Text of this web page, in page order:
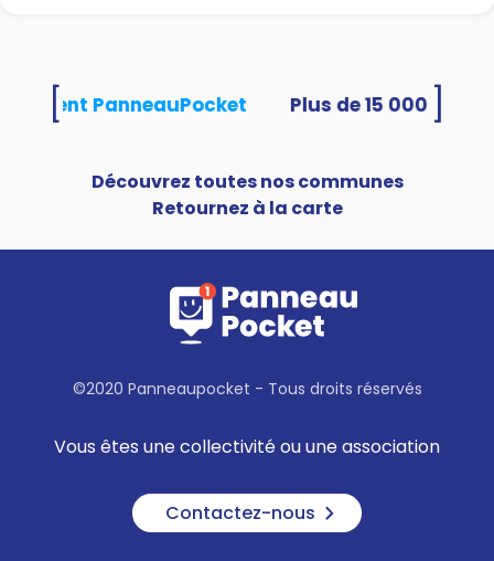
PanneauPocket
Découvrez toutes nos communes
Retournez à la carte
©2020 Panneaupocket - Tous droits réservés
Vous êtes une collectivité ou une association
Contactez-nous